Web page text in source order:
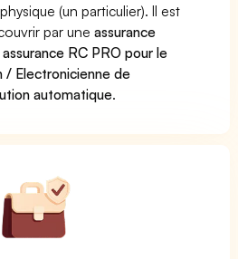
(un particulier). Il est
par uneassurance
assurance RC PRO pour le
/ Electronicienne de
automatique.